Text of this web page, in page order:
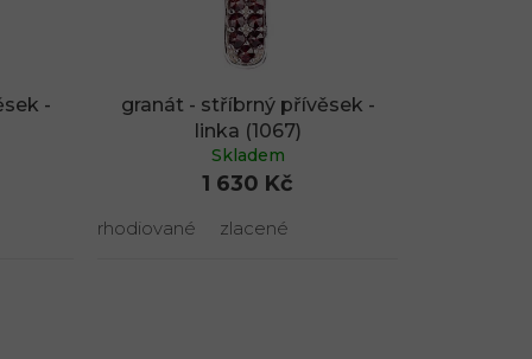
-
granát - stříbrný přívěsek -
linka (1067)
Skladem
1 630 Kč
rhodiované zlacené